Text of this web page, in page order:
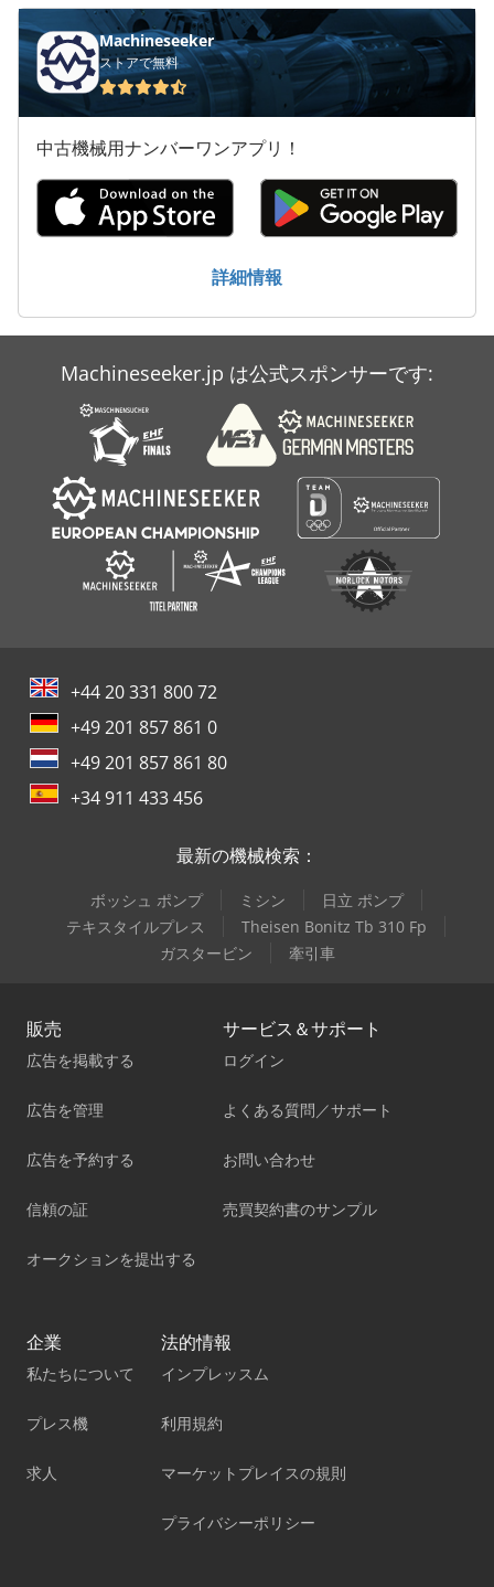
Tak 18
その他
ファン 送風機
洗車
Machineseeker
ストアで無料
中古機械用ナンバーワンアプリ！
詳細情報
Machineseeker.jp は公式スポンサーです:
+44 20 331 800 72
+49 201 857 861 0
+49 201 857 861 80
+34 911 433 456
最新の機械検索：
ボッシュ ポンプ ミシン
日立 ポンプ
テキスタイルプレス
Theisen Bonitz Tb 310 Fp
ガスタービン
牽引車
販売
広告を掲載する
広告を管理
広告を予約する
信頼の証
オークションを提出する
サービス＆サポート
ログイン
よくある質問／サポート
お問い合わせ
売買契約書のサンプル
企業
私たちについて
プレス機
求人
法的情報
インプレッスム
利用規約
マーケットプレイスの規則
プライバシーポリシー